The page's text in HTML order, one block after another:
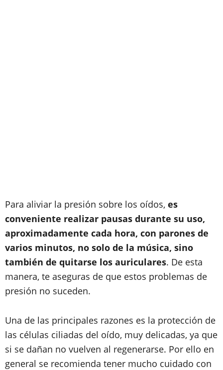
Para aliviar la presión sobre los oídos, es
conveniente realizar pausas durante su uso,
aproximadamente cada hora, con parones de
varios minutos, no solo de la música, sino
también de quitarse los auriculares. De esta
manera, te aseguras de que estos problemas de
presión no suceden.
Una de las principales razones es la protección de
las células ciliadas del oído, muy delicadas, ya que
si se dañan no vuelven al regenerarse. Por ello en
general se recomienda tener mucho cuidado con